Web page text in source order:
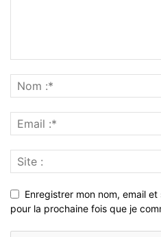
Enregistrer mon nom, email
pour la prochaine fois que je